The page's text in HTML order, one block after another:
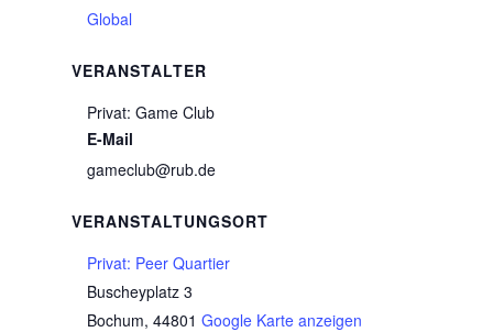
Global
VERANSTALTUNGSORT
Privat: Peer Quartier
Buscheyplatz 3
Bochum, 44801 Google Karte anzeigen
VERANSTALTER
Privat: Game Club
E-Mail
gameclub@rub.de